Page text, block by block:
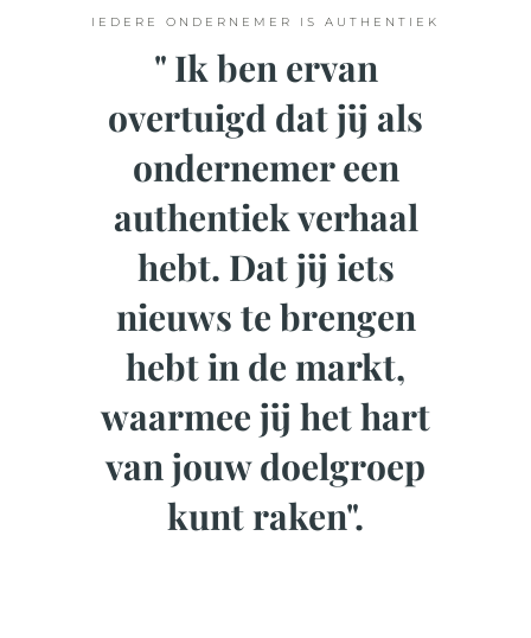
IEDERE ONDERNEMER IS AUTHENTIEK
" Ik ben ervan
overtuigd dat jij als
ondernemer een
authentiek verhaal
hebt. Dat jij iets
nieuws te brengen
hebt in de markt,
waarmee jij het hart
van jouw doelgroep
kunt raken".